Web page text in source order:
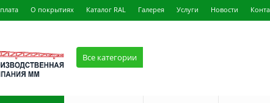
О покрытиях Каталог RAL Галерея Услуги Новости
Все категории